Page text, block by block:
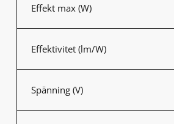
Effekt max (W)
Effektivitet (lm/W)
Spänning (V)